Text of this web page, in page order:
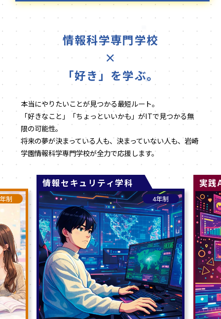
情報科学専門学校
×
「好き」を学ぶ。
本当にやりたいことが見つかる最短ルート。
「好きなこと」「ちょっといいかも」がITで見つかる無
限の可能性。
将来の夢が決まっている人も、決まっていない人も、岩崎
学園情報科学専門学校が全力で応援します。
制
情報セキュリティ学科
4年制
実践